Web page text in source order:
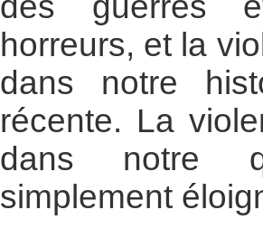
horreurs, et la
dans notre
récente. La
dans notre
simplement